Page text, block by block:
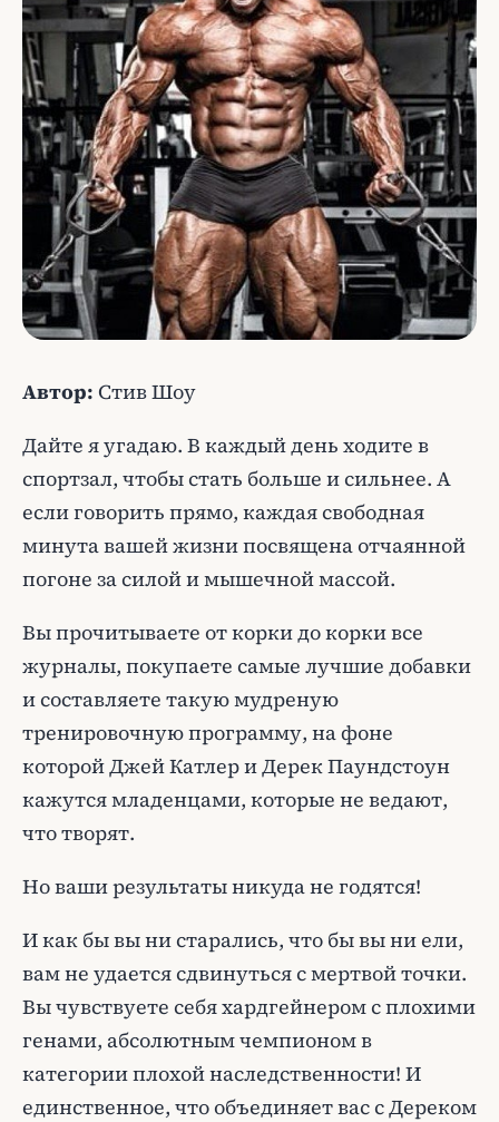
Автор: Стив Шоу
Дайте я угадаю. В каждый день ходите в
спортзал, чтобы стать больше и сильнее. А
если говорить прямо, каждая свободная
минута вашей жизни посвящена отчаянной
погоне за силой и мышечной массой.
Вы прочитываете от корки до корки все
журналы, покупаете самые лучшие добавки
и составляете такую мудреную
тренировочную программу, на фоне
которой Джей Катлер и Дерек Паундстоун
кажутся младенцами, которые не ведают,
что творят.
Но ваши результаты никуда не годятся!
И как бы вы ни старались, что бы вы ни ели,
вам не удается сдвинуться с мертвой точки.
Вы чувствуете себя хардгейнером с плохими
генами, абсолютным чемпионом в
категории плохой наследственности! И
единственное, что объединяет вас с Дереком